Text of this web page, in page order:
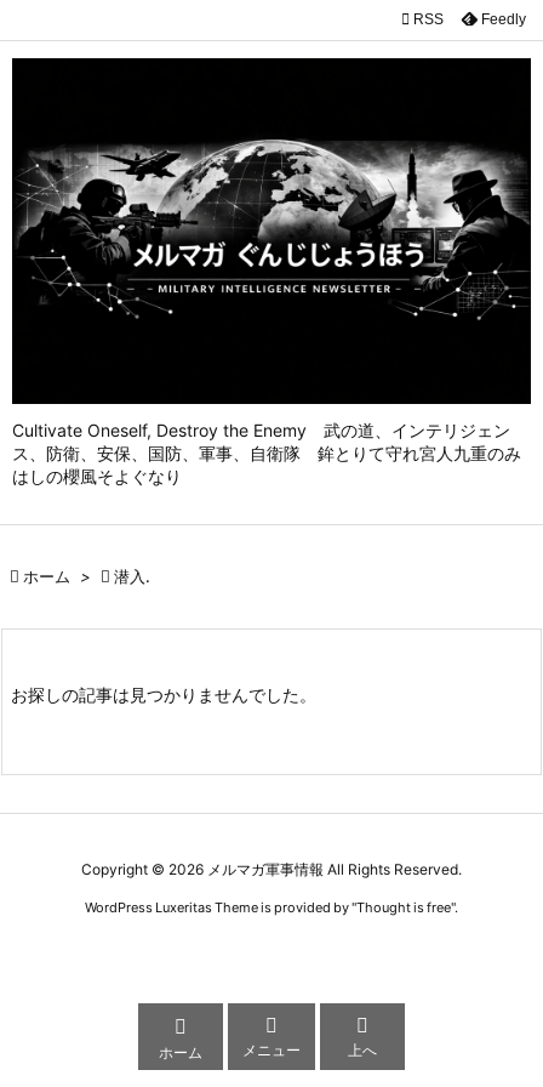
Cultivate Oneself, Destroy the Enemy 武の道、インテリジェン
ス、防衛、安保、国防、軍事、自衛隊 鉾とりて守れ宮人九重のみ
はしの櫻風そよぐなり


次へ

検索
 RSS Feedly
 ホーム >  潜入.
お探しの記事は見つかりませんでした。
Copyright © 2026 メルマガ軍事情報 All Rights Reserved.
WordPress Luxeritas Theme is provided by "Thought is free".

ホーム

メニュー

上へ